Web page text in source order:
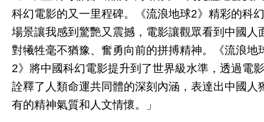
科幻電影的又一里程碑。《流浪地球2》精彩的科幻
場景讓我感到驚艷又震撼，電影讓觀眾看到中國人
對犧牲毫不猶豫、奮勇向前的拼搏精神。《流浪地
2》將中國科幻電影提升到了世界級水準，透過電影
詮釋了人類命運共同體的深刻內涵，表達出中國人
有的精神氣質和人文情懷。」